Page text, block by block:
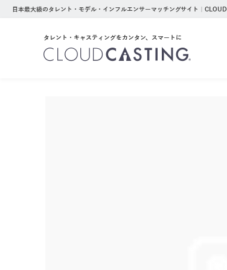
日本最大級のタレント・モデル・インフルエンサーマッチングサイト｜
タレント・キャスティングをカンタン、スマートに